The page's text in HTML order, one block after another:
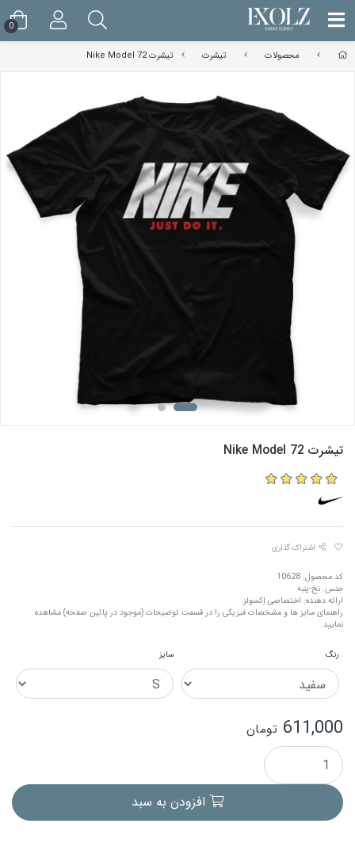
محصولات تیشرت تیشرت Nike Model 72
تیشرت Nike Model 72
اشتراک گذاری
کد محصول: 10628
جنس: نخ-پنبه
ارائه دهنده: اختصاصی اِکسولز
راهنمای سایز ها و مشخصات فیزیکی را در قسمت توضیحات (موجود در پائین صفحه) مشاهده
نمایید.
رنگ سایز
611,000 تومان
افزودن به سبد
0